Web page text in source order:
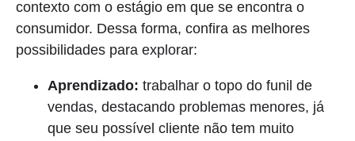
contexto com o estágio em que se encontra o
consumidor. Dessa forma, confira as melhores
possibilidades para explorar:
Aprendizado: trabalhar o topo do funil de
vendas, destacando problemas menores, já
que seu possível cliente não tem muito